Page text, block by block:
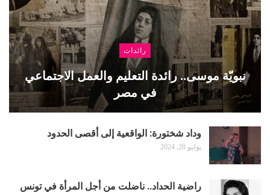
رائدات
نبويّة موسى.. رائدة التعليم والعمل الاجتماعي
في مصر
وداد شختورة: الواقعية إلى أقصى الحدود
يوليو 20, 2024
راضية الحداد.. ناضلت من أجل المرأة في تونس